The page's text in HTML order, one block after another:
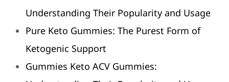
Understanding Their Popularity and Usage
Pure Keto Gummies: The Purest Form of
Ketogenic Support
Gummies Keto ACV Gummies: